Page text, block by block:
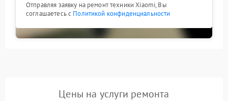
Отправляя заявку на ремонт техники Xiaomi, Вы
соглашаетесь с Политикой конфиденциальности
Цены на услуги ремонта